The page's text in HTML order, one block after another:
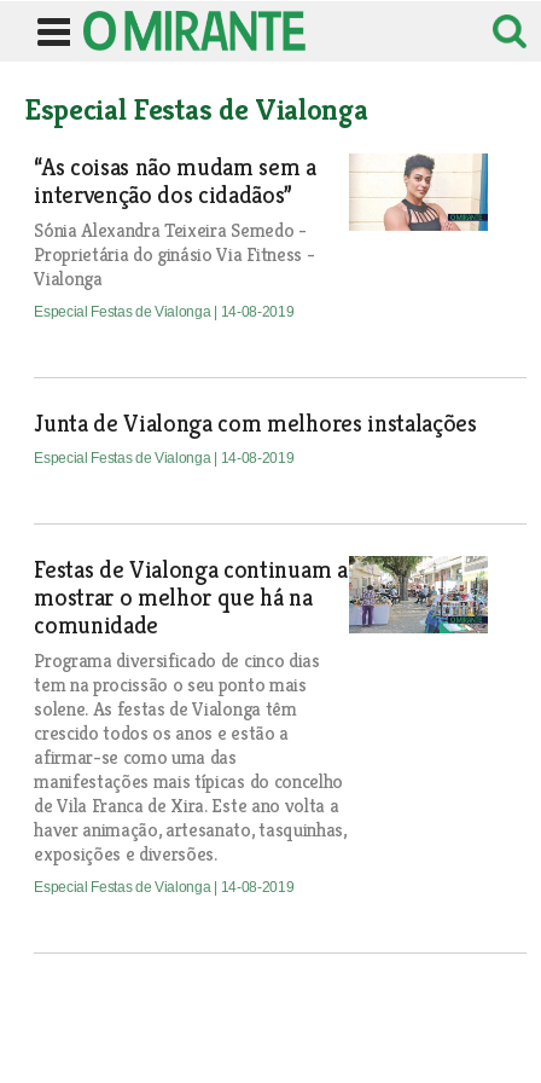
Especial Festas de Vialonga
“As coisas não mudam sem a
intervenção dos cidadãos”
Sónia Alexandra Teixeira Semedo -
Proprietária do ginásio Via Fitness -
Vialonga
Especial Festas de Vialonga | 14-08-2019
Junta de Vialonga com melhores instalações
Especial Festas de Vialonga | 14-08-2019
Festas de Vialonga continuam a
mostrar o melhor que há na
comunidade
Programa diversificado de cinco dias
tem na procissão o seu ponto mais
solene. As festas de Vialonga têm
crescido todos os anos e estão a
afirmar-se como uma das
manifestações mais típicas do concelho
de Vila Franca de Xira. Este ano volta a
haver animação, artesanato, tasquinhas,
exposições e diversões.
Especial Festas de Vialonga | 14-08-2019